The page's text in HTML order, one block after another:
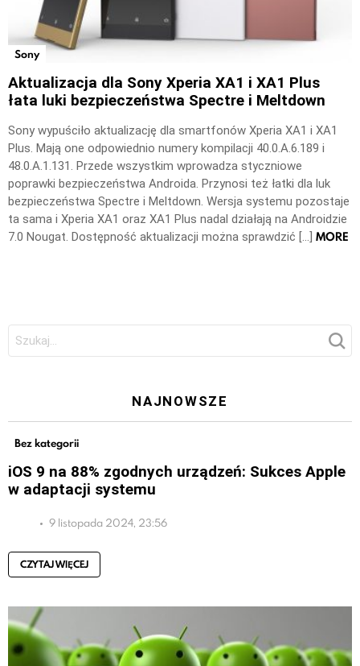
Sony
Aktualizacja dla Sony Xperia XA1 i XA1 Plus
łata luki bezpieczeństwa Spectre i Meltdown
Sony wypuściło aktualizację dla smartfonów Xperia XA1 i XA1
Plus. Mają one odpowiednio numery kompilacji 40.0.A.6.189 i
48.0.A.1.131. Przede wszystkim wprowadza styczniowe
poprawki bezpieczeństwa Androida. Przynosi też łatki dla luk
bezpieczeństwa Spectre i Meltdown. Wersja systemu pozostaje
ta sama i Xperia XA1 oraz XA1 Plus nadal działają na Androidzie
7.0 Nougat. Dostępność aktualizacji można sprawdzić […] MORE
Szukaj:
NAJNOWSZE
Bez kategorii
iOS 9 na 88% zgodnych urządzeń: Sukces Apple
w adaptacji systemu
9 listopada 2024, 23:56
CZYTAJ WIĘCEJ